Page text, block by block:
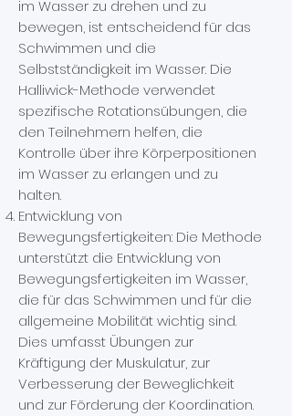
im Wasser zu drehen und zu
bewegen, ist entscheidend für das
Schwimmen und die
Selbstständigkeit im Wasser. Die
Halliwick-Methode verwendet
spezifische Rotationsübungen, die
den Teilnehmern helfen, die
Kontrolle über ihre Körperpositionen
im Wasser zu erlangen und zu
halten.
Entwicklung von
Bewegungsfertigkeiten: Die Methode
unterstützt die Entwicklung von
Bewegungsfertigkeiten im Wasser,
die für das Schwimmen und für die
allgemeine Mobilität wichtig sind.
Dies umfasst Übungen zur
Kräftigung der Muskulatur, zur
Verbesserung der Beweglichkeit
und zur Förderung der Koordination.